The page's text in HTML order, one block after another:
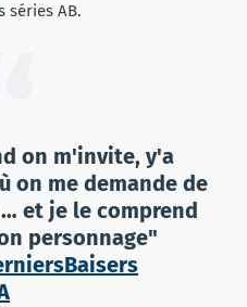
séries AB.
on m'invite, y'a
on me demande de
et je le comprend
personnage"